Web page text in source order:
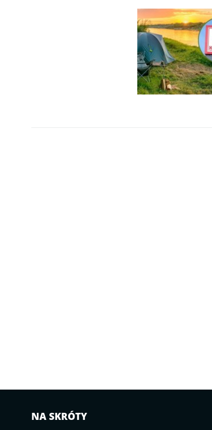
NA SKRÓTY